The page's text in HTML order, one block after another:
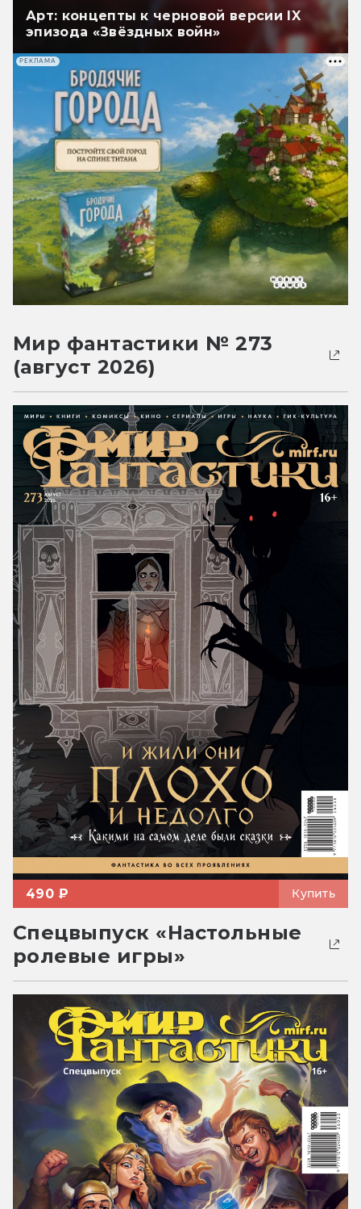
Арт: концепты к черновой версии IX
эпизода «Звёздных войн»
РЕКЛАМА
Мир фантастики № 273
(август 2026)
490 ₽ Купить
Спецвыпуск «Настольные
ролевые игры»